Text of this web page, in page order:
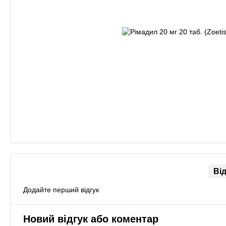
Додайте перший відгук
Новий відгук або коментар